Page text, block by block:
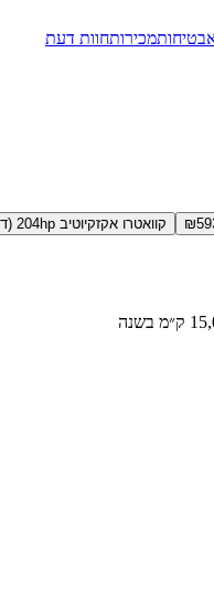
בטיחותמכירותחוות דעת
₪ קוואטרו אקזקיוטיב 204hp (דור 1)